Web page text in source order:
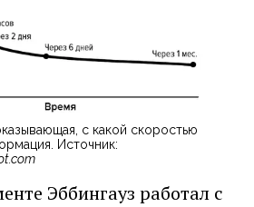
с какой скоростью
Источник:
Эббингауз работал с